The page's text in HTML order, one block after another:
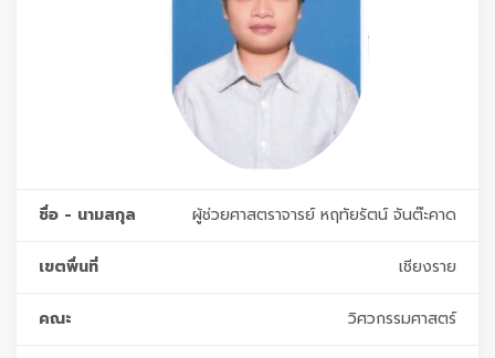
ชื่อ - นามสกุล ผู้ช่วยศาสตราจารย์ หฤทัยรัตน์ จันต๊ะคาด
เขตพื่นที่ เชียงราย
คณะ วิศวกรรมศาสตร์